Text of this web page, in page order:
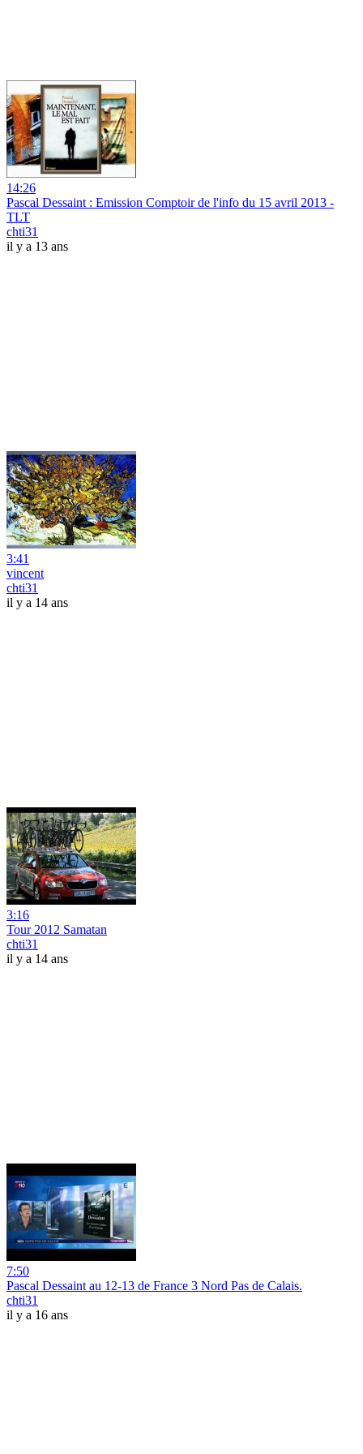
14:26
Pascal Dessaint : Emission Comptoir de l'info du 15 avril 2013 -
TLT
chti31
il y a 13 ans
3:41
vincent
chti31
il y a 14 ans
3:16
Tour 2012 Samatan
chti31
il y a 14 ans
7:50
Pascal Dessaint au 12-13 de France 3 Nord Pas de Calais.
chti31
il y a 16 ans